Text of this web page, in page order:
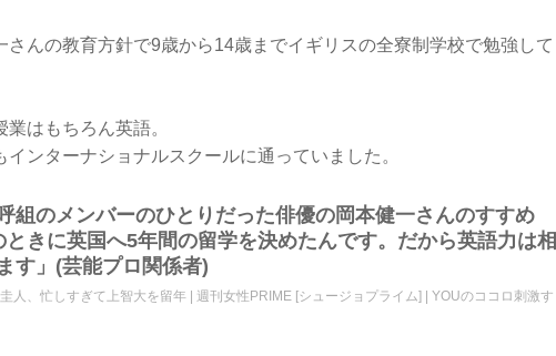
さんの教育方針で9歳から14歳までイギリスの全寮制学校で勉強して
はもちろん英語。
インターナショナルスクールに通っていました。
組のメンバーのひとりだった俳優の岡本健一さんのすすめ
きに英国へ5年間の留学を決めたんです。だから英語力は相
す」(芸能プロ関係者)
人、忙しすぎて上智大を留年 | 週刊女性PRIME [シュージョプライム] | YOUのココロ刺激す